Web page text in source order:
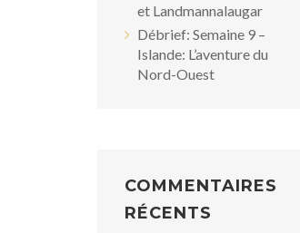
et Landmannalaugar
Débrief: Semaine 9 –
Islande: L’aventure du
Nord-Ouest
COMMENTAIRES
RÉCENTS